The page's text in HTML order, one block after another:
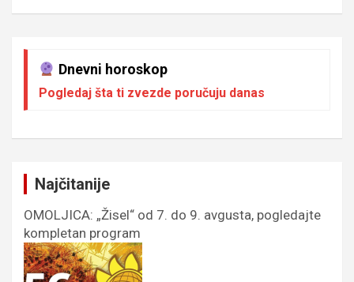
Dnevni horoskop
Pogledaj šta ti zvezde poručuju danas
Najčitanije
OMOLJICA: „Žisel“ od 7. do 9. avgusta, pogledajte
kompletan program